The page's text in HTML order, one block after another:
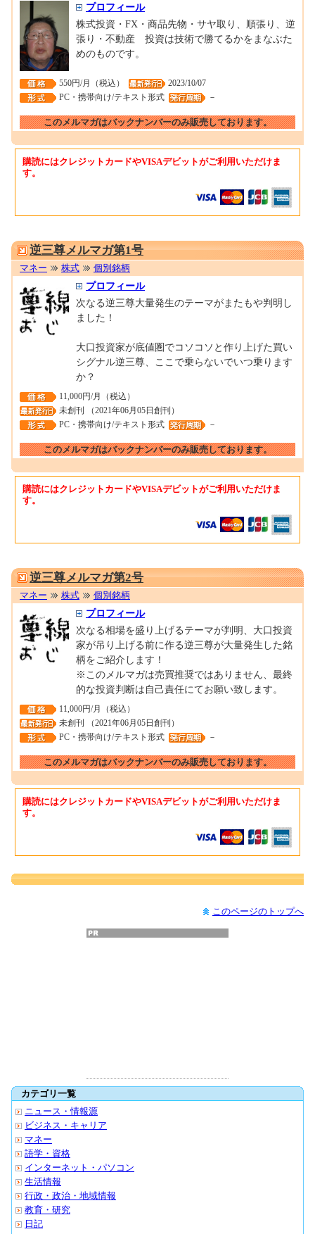
プロフィール
株式投資・FX・商品先物・サヤ取り、順張り、逆
張り・不動産 投資は技術で勝てるかをまなぶた
めのものです。
550円/月（税込）
2023/10/07
PC・携帯向け/テキスト形式
－
このメルマガはバックナンバーのみ販売しております。
購読にはクレジットカードやVISAデビットがご利用いただけま
す。
逆三尊メルマガ第1号
マネー 株式 個別銘柄
プロフィール
次なる逆三尊大量発生のテーマがまたもや判明し
ました！
大口投資家が底値圏でコソコソと作り上げた買い
シグナル逆三尊、ここで乗らないでいつ乗ります
か？
11,000円/月（税込）
未創刊 （2021年06月05日創刊）
PC・携帯向け/テキスト形式
－
このメルマガはバックナンバーのみ販売しております。
購読にはクレジットカードやVISAデビットがご利用いただけま
す。
逆三尊メルマガ第2号
マネー 株式 個別銘柄
プロフィール
次なる相場を盛り上げるテーマが判明、大口投資
家が吊り上げる前に作る逆三尊が大量発生した銘
柄をご紹介します！
※このメルマガは売買推奨ではありません、最終
的な投資判断は自己責任にてお願い致します。
11,000円/月（税込）
未創刊 （2021年06月05日創刊）
PC・携帯向け/テキスト形式
－
このメルマガはバックナンバーのみ販売しております。
購読にはクレジットカードやVISAデビットがご利用いただけま
す。
このページのトップへ
カテゴリ一覧
ニュース・情報源
ビジネス・キャリア
マネー
語学・資格
インターネット・パソコン
生活情報
行政・政治・地域情報
教育・研究
日記